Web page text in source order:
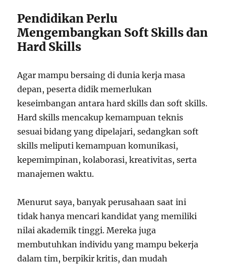
Pendidikan Perlu
Mengembangkan Soft Skills dan
Hard Skills
Agar mampu bersaing di dunia kerja masa
depan, peserta didik memerlukan
keseimbangan antara hard skills dan soft skills.
Hard skills mencakup kemampuan teknis
sesuai bidang yang dipelajari, sedangkan soft
skills meliputi kemampuan komunikasi,
kepemimpinan, kolaborasi, kreativitas, serta
manajemen waktu.
Menurut saya, banyak perusahaan saat ini
tidak hanya mencari kandidat yang memiliki
nilai akademik tinggi. Mereka juga
membutuhkan individu yang mampu bekerja
dalam tim, berpikir kritis, dan mudah